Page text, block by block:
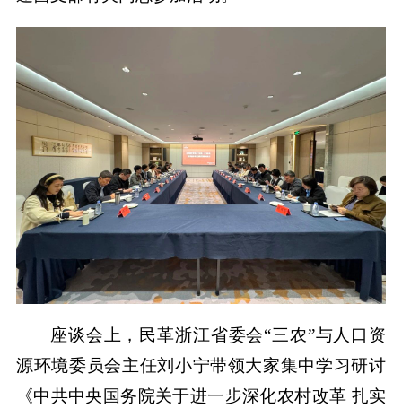
座谈会上，民革浙江省委会“三农”与人口资
源环境委员会主任刘小宁带领大家集中学习研讨
《中共中央国务院关于进一步深化农村改革 扎实